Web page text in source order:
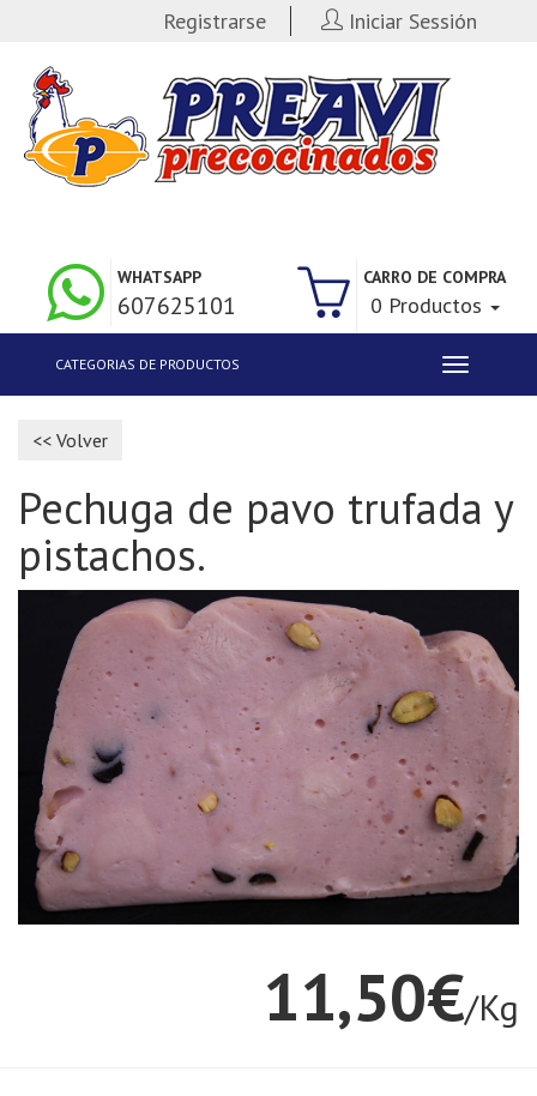
Registrarse Iniciar Sessión
CARRO DE COMPRA
0 Productos
WHATSAPP
607625101
Toggle
navigation
CATEGORIAS DE PRODUCTOS
<< Volver
Pechuga de pavo trufada y
pistachos.
11,50€/Kg